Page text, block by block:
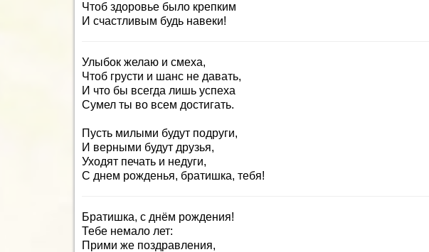
Чтоб здоровье было крепким
И счастливым будь навеки!
Улыбок желаю и смеха,
Чтоб грусти и шанс не давать,
И что бы всегда лишь успеха
Сумел ты во всем достигать.
Пусть милыми будут подруги,
И верными будут друзья,
Уходят печать и недуги,
С днем рожденья, братишка, тебя!
Братишка, с днём рождения!
Тебе немало лет:
Прими же поздравления,